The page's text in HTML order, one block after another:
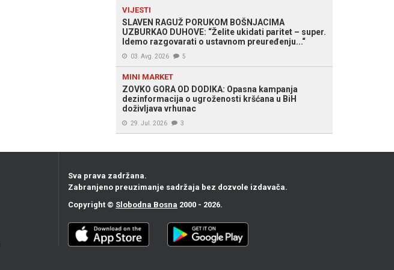
VIJESTI
SLAVEN RAGUŽ PORUKOM BOŠNJACIMA
UZBURKAO DUHOVE: “Želite ukidati paritet – super.
Idemo razgovarati o ustavnom preuređenju...“
03. Avg. 2026 5
MINI MARKET
ZOVKO GORA OD DODIKA: Opasna kampanja
dezinformacija o ugroženosti kršćana u BiH
doživljava vrhunac
29. Jul. 2026 3
Sva prava zadržana.
Zabranjeno preuzimanje sadržaja bez dozvole izdavača.
Copyright © Slobodna Bosna 2000 - 2026.